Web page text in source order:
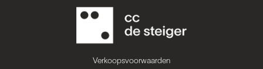
Verkoopsvoorwaarden